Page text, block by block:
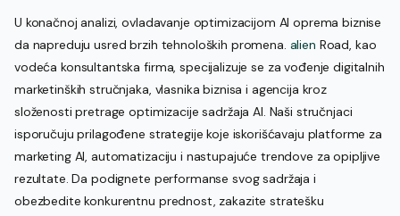
U konačnoj analizi, ovladavanje optimizacijom AI oprema biznise
da napreduju usred brzih tehnoloških promena. alien Road, kao
vodeća konsultantska firma, specijalizuje se za vođenje digitalnih
marketinških stručnjaka, vlasnika biznisa i agencija kroz
složenosti pretrage optimizacije sadržaja AI. Naši stručnjaci
isporučuju prilagođene strategije koje iskorišćavaju platforme za
marketing AI, automatizaciju i nastupajuće trendove za opipljive
rezultate. Da podignete performanse svog sadržaja i
obezbedite konkurentnu prednost, zakazite stratešku